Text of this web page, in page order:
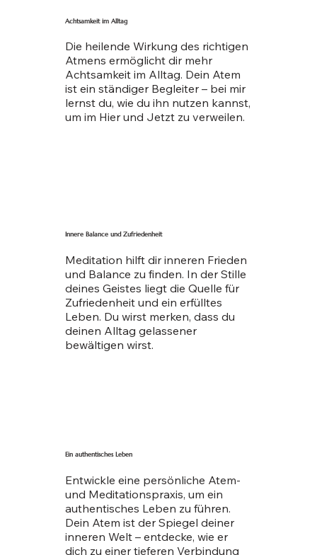
Die heilende Wirkung des richtigen
Atmens ermöglicht dir mehr
Achtsamkeit im Alltag. Dein Atem
ist ein ständiger Begleiter – bei mir
lernst du, wie du ihn nutzen kannst,
um im Hier und Jetzt zu verweilen.
Achtsamkeit im Alltag
Meditation hilft dir inneren Frieden
und Balance zu finden. In der Stille
deines Geistes liegt die Quelle für
Zufriedenheit und ein erfülltes
Leben. Du wirst merken, dass du
deinen Alltag gelassener
bewältigen wirst.
Innere Balance und Zufriedenheit
Entwickle eine persönliche Atem-
und Meditationspraxis, um ein
authentisches Leben zu führen.
Dein Atem ist der Spiegel deiner
inneren Welt – entdecke, wie er
dich zu einer tieferen Verbindung
Ein authentisches Leben